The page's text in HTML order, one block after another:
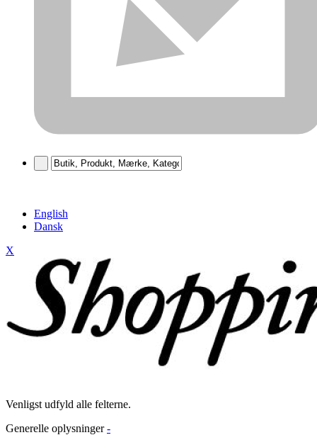
English
Dansk
X
Venligst udfyld alle felterne.
Generelle oplysninger -